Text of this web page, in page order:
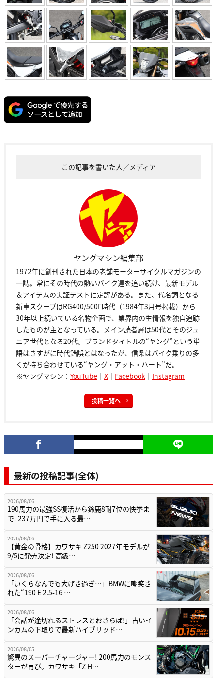
この記事を書いた人／メディア
ヤングマシン編集部
1972年に創刊された日本の老舗モーターサイクルマガジンの
一誌。常にその時代の熱いバイク達を追い続け、最新モデル
＆アイテムの実証テストに定評がある。また、代名詞となる
新車スクープはRG400/500Γ時代（1984年3月号掲載）から
30年以上続いている名物企画で、業界内の生情報を独自追跡
したものが主となっている。メイン読者層は50代とそのジュ
ニア世代となる20代。ブランドタイトルの“ヤング”という単
語はさすがに時代錯誤とはなったが、信条はバイク乗りの多
くが持ち合わせている“ヤング・アット・ハート”だ。
※ヤングマシン： YouTube ｜ X ｜ Facebook ｜ Instagram
投稿一覧へ
最新の投稿記事(全体)
2026/08/06
190馬力の最強SS復活から鈴鹿8耐7位の快挙ま
で! 237万円で手に入る最…
2026/08/06
【黄金の骨格】カワサキ Z250 2027年モデルが
9/5に発売決定! 高級…
2026/08/06
「いくらなんでも大げさ過ぎ…」BMWに嘲笑さ
れた“190 E 2.5-16 …
2026/08/06
「会話が途切れるストレスとおさらば!」古いイ
ンカムの下取りで最新ハイブリッド…
2026/08/05
驚異のスーパーチャージャー! 200馬力のモンス
ターが再び。カワサキ「Z H…